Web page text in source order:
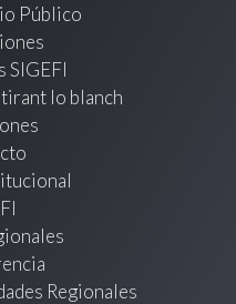
Público
SIGEFI
lo blanch
Regionales